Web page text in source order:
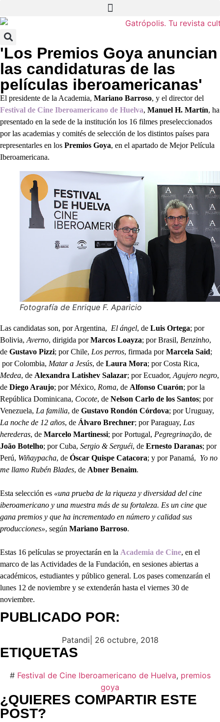
'Los Premios Goya anuncian
las candidaturas de las
películas iberoamericanas'
El presidente de la Academia, Mariano Barroso, y el director del
Festival de Cine Iberoamericano de Huelva, Manuel H. Martín, ha
presentado en la sede de la institución los 16 filmes preseleccionados
por las academias y comités de selección de los distintos países para
representarles en los Premios Goya, en el apartado de Mejor Película
Iberoamericana.
Fotografía de Enrique F. Aparicio
Las candidatas son, por Argentina, El ángel, de Luis Ortega; por
Bolivia,Averno, dirigida porMarcos Loayza; por Brasil, Benzinho,
de Gustavo Pizzi; por Chile, Los perros, firmada porMarcela Said;
por Colombia, Matar a Jesús, de Laura Mora; por Costa Rica,
Medea, de Alexandra Latishev Salazar; por Ecuador,Agujero negro,
de Diego Araujo; por México, Roma, de Alfonso Cuarón; por la
República Dominicana, Cocote, de Nelson Carlo de los Santos; por
Venezuela, La familia, de Gustavo Rondón Córdova; por Uruguay,
La noche de 12 años, de Álvaro Brechner; por Paraguay, Las
herederas, de Marcelo Martinessi; por Portugal, Pegregrinação, de
João Botelho; por Cuba, Sergio & Serguéi, de Ernesto Daranas; por
Perú, Wiñaypacha, de Óscar Quispe Catacora; y por Panamá, Yo no
me llamo Rubén Blades, de Abner Benaim.
Esta selección es «una prueba de la riqueza y diversidad del cine
iberoamericano y una muestra más de su fortaleza. Es un cine que
gana premios y que ha incrementado en número y calidad sus
producciones», según Mariano Barroso.
Estas 16 películas se proyectarán en la Academia de Cine, en el
marco de las Actividades de la Fundación, en sesiones abiertas a
académicos, estudiantes y público general. Los pases comenzarán el
lunes 12 de noviembre y se extenderán hasta el viernes 30 de
noviembre.
PUBLICADO POR:
Patandi 26 octubre, 2018
ETIQUETAS
# Festival de Cine Iberoamericano de Huelva, premios
goya
¿QUIERES COMPARTIR ESTE
POST?